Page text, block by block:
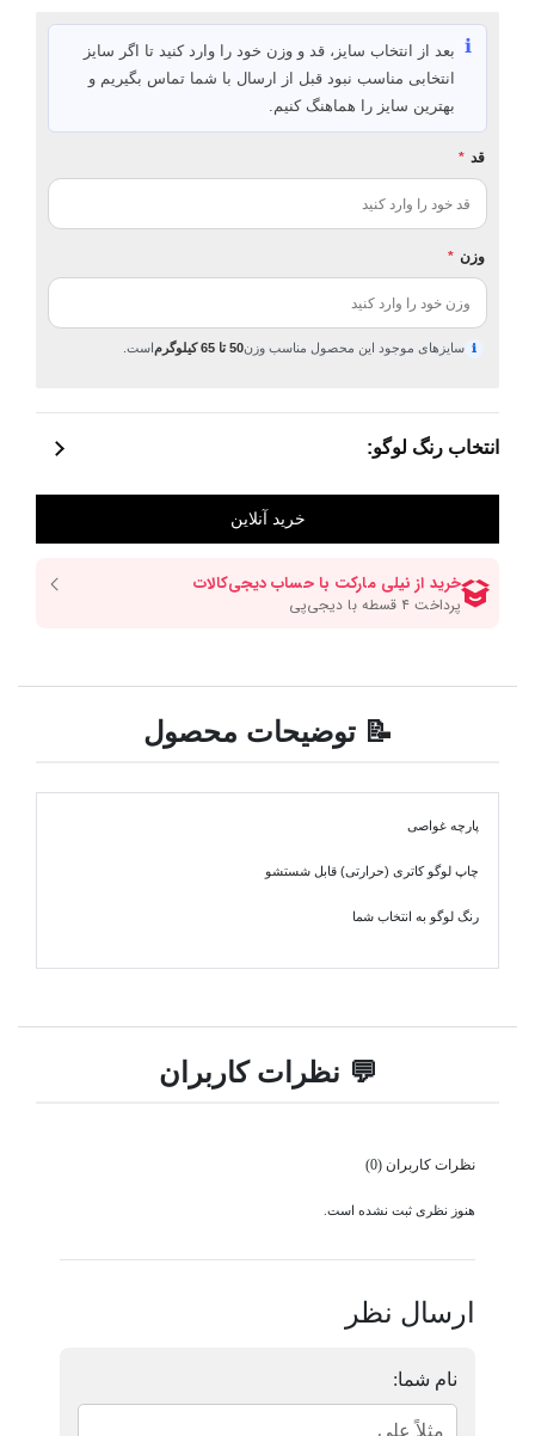
ℹ️ بعد از انتخاب سایز، قد و وزن خود را وارد کنید تا اگر سایز
انتخابی مناسب نبود قبل از ارسال با شما تماس بگیریم و
بهترین سایز را هماهنگ کنیم.
قد *
وزن *
ℹ سایزهای موجود این محصول مناسب وزن50 تا 65 کیلوگرم است.
انتخاب رنگ لوگو:
📝 توضیحات محصول
پارچه غواصی
چاپ لوگو کاتری (حرارتی) قابل شستشو
رنگ لوگو به انتخاب شما
💬 نظرات کاربران
نظرات کاربران (0)
هنوز نظری ثبت نشده است.
ارسال نظر
نام شما: